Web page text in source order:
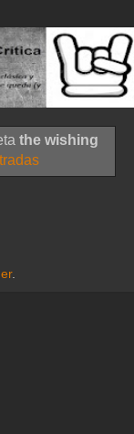
the wishing
.